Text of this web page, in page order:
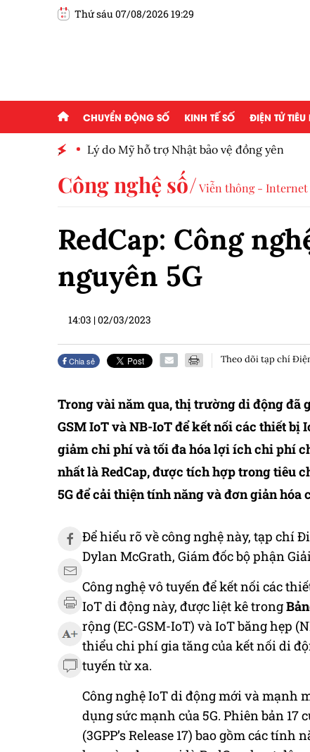
Thứ sáu 07/08/2026 19:29
CHUYỂN ĐỘNG SỐ KINH TẾ SỐ ĐIỆN TỬ
Lý do Mỹ hỗ trợ Nhật bảo vệ đồng yên
Công nghệ số Viễn thông - Internet
RedCap: Công
nguyên 5G
14:03 |02/03/2023
Chia sẻ Theo dõi tạp chí
Trong vài năm qua, thị trường di động đã
GSM IoT và NB-IoT để kết nối các thiết
giảm chi phí và tối đa hóa lợi ích chi phí
nhất là RedCap, được tích hợp trong tiêu
5G để cải thiện tính năng và đơn giản hóa
Để hiểu rõ về công nghệ này, tạp chí
Dylan McGrath, Giám đốc bộ phận
Công nghệ vô tuyến để kết nối các
IoT di động này, được liệt kê trong
rộng (EC-GSM-IoT) và IoT băng hẹp
thiểu chi phí gia tăng của kết nối di
tuyến từ xa.
Công nghệ IoT di động mới và mạnh
dụng sức mạnh của 5G. Phiên bản
(3GPP’s Release 17) bao gồm các tính